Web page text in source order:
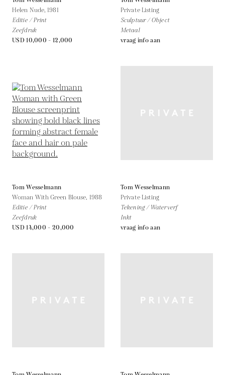
Helen Nude,1981
Editie / Print
Zeefdruk
USD 10,000 - 12,000
Private Listing
Sculptuur / Object
Metaal
vraag info aan
Tom Wesselmann
Woman With Green Blouse, 1988
Editie / Print
Zeefdruk
USD 14,000 - 20,000
Tom Wesselmann
Private Listing
Tekening / Waterverf
Inkt
vraag info aan